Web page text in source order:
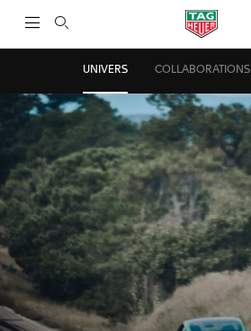
Ouvrir la barre de recherche
UNIVERS COLLABORATIONS